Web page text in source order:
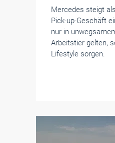
Mercedes steigt
Pick-up-Geschäft
nur in
Arbeitstier gelten,
Lifestyle sorgen.